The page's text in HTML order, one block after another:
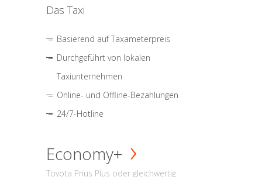
Das Taxi
Basierend auf Taxameterpreis
Durchgeführt von lokalen
Taxiunternehmen
Online- und Offline-Bezahlungen
24/7-Hotline
Economy+
Toyota Prius Plus oder gleichwertig